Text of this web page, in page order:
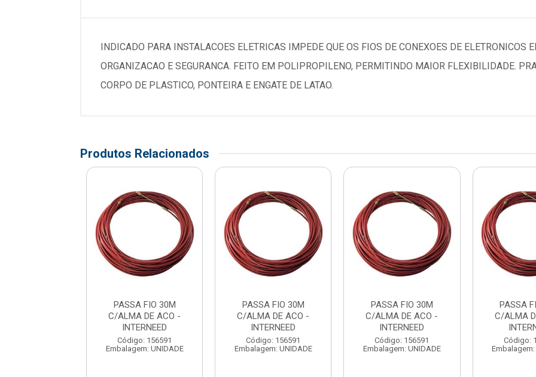
INDICADO PARA INSTALACOES ELETRICAS IMPEDE QUE OS FIOS DE CONEXOES DE ELETRONICOS
ORGANIZACAO E SEGURANCA. FEITO EM POLIPROPILENO, PERMITINDO MAIOR FLEXIBILIDADE.
CORPO DE PLASTICO, PONTEIRA E ENGATE DE LATAO.
Produtos Relacionados
PASSA FIO 30M
C/ALMA DE ACO -
INTERNEED
Código: 156591
Embalagem: UNIDADE
PASSA FIO 30M
C/ALMA DE ACO -
INTERNEED
Código: 156591
Embalagem: UNIDADE
PASSA FIO 30M
C/ALMA DE ACO -
INTERNEED
Código: 156591
Embalagem: UNIDADE
PASSA
C/ALMA
Código:
Embalagem: